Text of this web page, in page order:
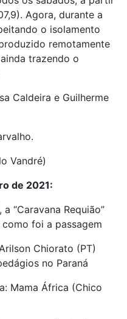
Agora, durante a
o isolamento
remotamente
trazendo o
Caldeira e Guilherme
Vandré)
de 2021:
“Caravana Requião”
foi a passagem
Chiorato (PT)
no Paraná
Mama África (Chico